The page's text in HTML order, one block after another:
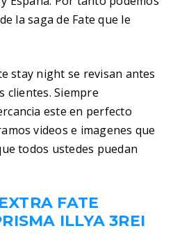
la saga de Fate que le
stay night se revisan antes
clientes. Siempre
este en perfecto
videos e imagenes que
todos ustedes puedan
FATE
ILLYA 3REI